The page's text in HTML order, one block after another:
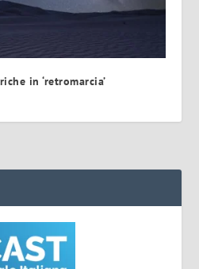
in ‘retromarcia’